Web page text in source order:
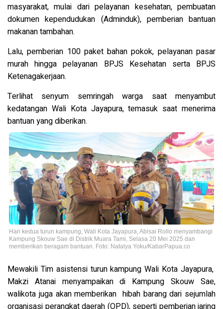
masyarakat, mulai daripelayanan kesehatan, pembuatan
dokumen kependudukan (Adminduk), pemberian bantuan
makanan tambahan.
Lalu, pemberian 100 paket bahan pokok, pelayanan pasar
murah hingga pelayanan BPJS Kesehatan serta BPJS
Ketenagakerjaan.
Terlihat senyum semringah warga saat menyambut
kedatangan Wali Kota Jayapura, temasuk saat menerima
bantuan yang diberikan.
Hari kedua turun kampung, Wali Kota Jayapura, Abisai Rollo menyambangi
Kampung Skouw Sae di Distrik Muara Tami, Selasa 20 Mei 2025 dan
memberikan beragam bantuan. Foto: Natalya Yoku/KabarPapua.co
Mewakili Tim asistensi turun kampung Wali Kota Jayapura,
Makzi Atanai menyampaikan di Kampung Skouw Sae,
walikota juga akan memberikan hibah barang dari sejumlah
organisasi perangkat daerah (OPD), seperti pemberian jaring